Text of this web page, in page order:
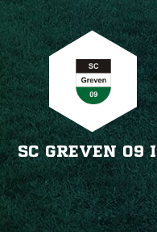
SC GREVEN 09